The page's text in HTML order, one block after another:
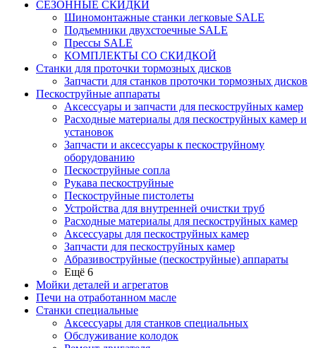
СЕЗОННЫЕ СКИДКИ
Шиномонтажные станки легковые SALE
Подъемники двухстоечные SALE
Прессы SALE
КОМПЛЕКТЫ СО СКИДКОЙ
Станки для проточки тормозных дисков
Запчасти для станков проточки тормозных дисков
Пескоструйные аппараты
Аксессуары и запчасти для пескоструйных камер
Расходные материалы для пескоструйных камер и
установок
Запчасти и аксессуары к пескоструйному
оборудованию
Пескоструйные сопла
Рукава пескоструйные
Пескоструйные пистолеты
Устройства для внутренней очистки труб
Расходные материалы для пескоструйных камер
Аксессуары для пескоструйных камер
Запчасти для пескоструйных камер
Абразивоструйные (пескоструйные) аппараты
Ещё 6
Мойки деталей и агрегатов
Печи на отработанном масле
Станки специальные
Аксессуары для станков специальных
Обслуживание колодок